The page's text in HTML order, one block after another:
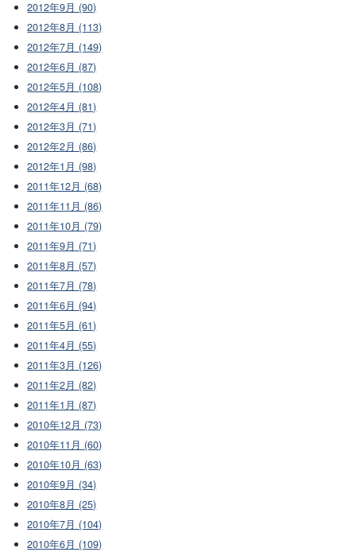
2012年9月 (90)
2012年8月 (113)
2012年7月 (149)
2012年6月 (87)
2012年5月 (108)
2012年4月 (81)
2012年3月 (71)
2012年2月 (86)
2012年1月 (98)
2011年12月 (68)
2011年11月 (86)
2011年10月 (79)
2011年9月 (71)
2011年8月 (57)
2011年7月 (78)
2011年6月 (94)
2011年5月 (61)
2011年4月 (55)
2011年3月 (126)
2011年2月 (82)
2011年1月 (87)
2010年12月 (73)
2010年11月 (60)
2010年10月 (63)
2010年9月 (34)
2010年8月 (25)
2010年7月 (104)
2010年6月 (109)